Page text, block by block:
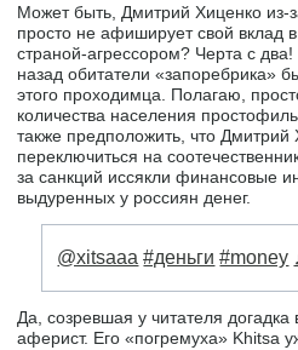
Может быть, Дмитрий Хиценко из-
просто не афиширует свой вклад
страной-агрессором? Черта с
назад обитатели «запоребрика»
этого проходимца. Полагаю,
количества населения
также предположить, что
переключиться на
за санкций иссякли финансовые
выдуренных у россиян денег.
@xitsaaa #деньги #money
Да, созревшая у читателя
аферист. Его «погремуха» Khitsa